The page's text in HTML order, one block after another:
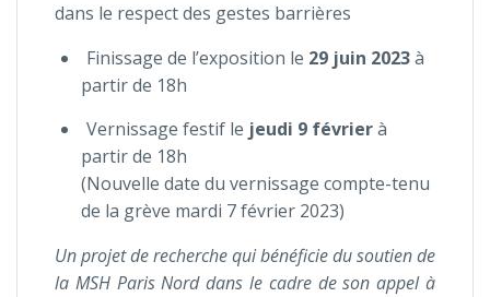
dans le respect des gestes barrières
Finissage de l’exposition le 29 juin 2023à
partir de 18h
Vernissage festif le jeudi 9 févrierà
partir de 18h
(Nouvelle date du vernissage compte-tenu
de la grève mardi 7 février 2023)
Un projet de recherche qui bénéficie du soutien de
la MSH Paris Nord dans le cadre de son appel à